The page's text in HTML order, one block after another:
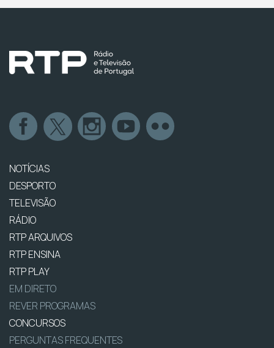
NOTÍCIAS
DESPORTO
TELEVISÃO
RÁDIO
RTP ARQUIVOS
RTP ENSINA
RTP PLAY
EM DIRETO
REVER PROGRAMAS
CONCURSOS
PERGUNTAS FREQUENTES